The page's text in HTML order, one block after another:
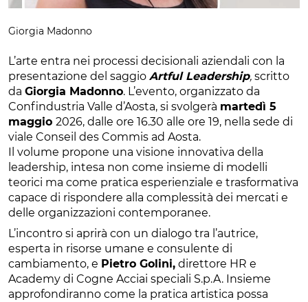
Giorgia Madonno
L’arte entra nei processi decisionali aziendali con la
presentazione del saggio Artful Leadership, scritto
da Giorgia Madonno. L’evento, organizzato da
Confindustria Valle d’Aosta, si svolgerà martedì 5
maggio 2026, dalle ore 16.30 alle ore 19, nella sede di
viale Conseil des Commis ad Aosta.
Il volume propone una visione innovativa della
leadership, intesa non come insieme di modelli
teorici ma come pratica esperienziale e trasformativa
capace di rispondere alla complessità dei mercati e
delle organizzazioni contemporanee.
L’incontro si aprirà con un dialogo tra l’autrice,
esperta in risorse umane e consulente di
cambiamento, e Pietro Golini, direttore HR e
Academy di Cogne Acciai speciali S.p.A. Insieme
approfondiranno come la pratica artistica possa